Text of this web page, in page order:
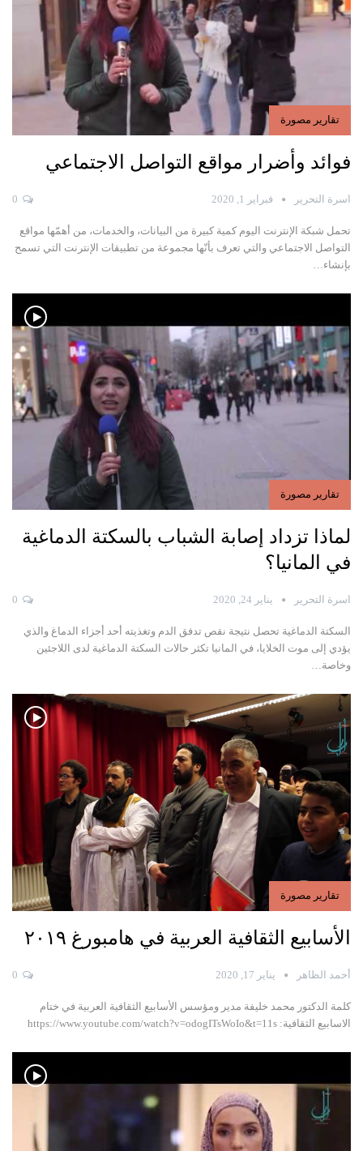
تقارير مصورة
فوائد وأضرار مواقع التواصل الاجتماعي
اسرة التحرير فبراير 1, 2020
تحمل شبكة الإنترنت اليوم كمية كبيرة من البيانات، والخدمات، من أهمّها مواقع
التواصل الاجتماعي والتي تعرف بأنّها مجموعة من تطبيقات الإنترنت التي تسمح
بإنشاء
تقارير مصورة
لماذا تزداد إصابة الشباب بالسكتة الدماغية
في المانيا؟
اسرة التحرير يناير 24, 2020
السكتة الدماغية تحصل نتيجة نقص تدفق الدم وتغذيته أحد أجزاء الدماغ والذي
يؤدي إلى موت الخلايا، في المانيا تكثر حالات السكتة الدماغية لدى اللاجئين
وخاصة…
تقارير مصورة
الأسابيع الثقافية العربية في هامبورغ ٢٠١٩
أحمد الظاهر يناير 17, 2020
كلمة الدكتور محمد خليفة مدير ومؤسس الأسابيع الثقافية العربية في ختام
الاسابيع الثقافية: https://www.youtube.com/watch?v=odogITsWoIo&t=11s